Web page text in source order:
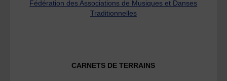
Fédération des Associations de Musiques et Danses
Traditionnelles
CARNETS DE TERRAINS